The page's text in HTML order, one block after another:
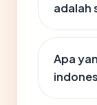
adalah
Apa